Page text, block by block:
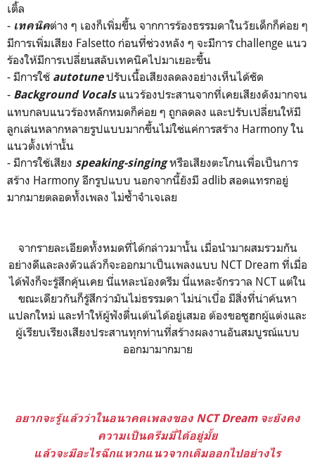
เติ้ล
- เทคนิคต่าง ๆ เองก็เพิ่มขึ้น จากการร้องธรรมดาในวัยเด็กก็ค่อย ๆ
มีการเพิ่มเสียง Falsetto ก่อนที่ช่วงหลัง ๆ จะมีการ challenge แนว
ร้องให้มีการเปลี่ยนสลับเทคนิคไปมาเยอะขึ้น
- มีการใช้ autotuneปรับเนื้อเสียงลดลงอย่างเห็นได้ชัด
- Background Vocalsแนวร้องประสานจากที่เคยเสียงดังมากจน
แทบกลบแนวร้องหลักหมดก็ค่อย ๆ ถูกลดลง และปรับเปลี่ยนให้มี
ลูกเล่นหลากหลายรูปแบบมากขึ้นไม่ใช่แค่การสร้าง Harmony ใน
แนวตั้งเท่านั้น
- มีการใช้เสียง speaking-singingหรือเสียงตะโกนเพื่อเป็นการ
สร้าง Harmony อีกรูปแบบ นอกจากนี้ยังมี adlib สอดแทรกอยู่
มากมายตลอดทั้งเพลง ไม่ซ้ำจำเจเลย
จากรายละเอียดทั้งหมดที่ได้กล่าวมานั้น เมื่อนำมาผสมรวมกัน
อย่างดีและลงตัวแล้วก็จะออกมาเป็นเพลงแบบ NCT Dream ที่เมื่อ
ได้ฟังก็จะรู้สึกคุ้นเคย นี่แหละน้องดรีม นี่แหละจักรวาล NCT แต่ใน
ขณะเดียวกันก็รู้สึกว่ามันไม่ธรรมดา ไม่น่าเบื่อ มีสิ่งที่น่าค้นหา
แปลกใหม่ และทำให้ผู้ฟังตื่นเต้นได้อยู่เสมอ ต้องขอซูฮกผู้แต่งและ
ผู้เรียบเรียงเสียงประสานทุกท่านที่สร้างผลงานอันสมบูรณ์แบบ
ออกมามากมาย
อยากจะรู้แล้วว่าในอนาคตเพลงของ NCT Dream จะยังคง
ความเป็นดรีมมี่ได้อยู่มั้ย
แล้วจะมีอะไรฉีกแหวกแนวจากเดิมออกไปอย่างไร